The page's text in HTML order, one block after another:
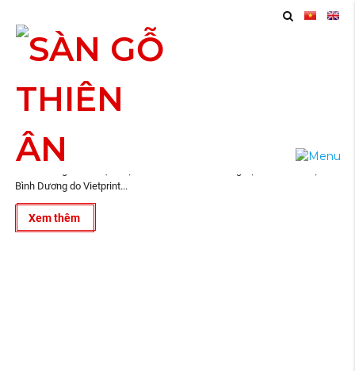
Vietprint ® là công ty thiết kế, in ấn trọn gói tại Hồ Chí Minh, Biên Hòa,
Bình Dương do Vietprint...
Xem thêm
11
2020